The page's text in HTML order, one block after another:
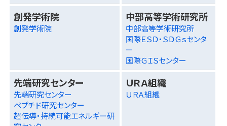
創発学術院
創発学術院
中部高等学術研究所
中部高等学術研究所
国際ＥＳＤ・ＳＤＧｓセンタ
ー
国際ＧＩＳセンター
先端研究センター
先端研究センター
ペプチド研究センター
超伝導・持続可能エネルギー研
ＵＲＡ組織
ＵＲＡ組織